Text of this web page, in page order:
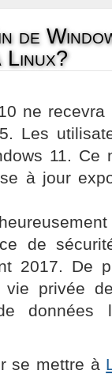
de
Linux?
ne
Les
11. Ce
à jour
de
2017. De
privée
données
se mettre à